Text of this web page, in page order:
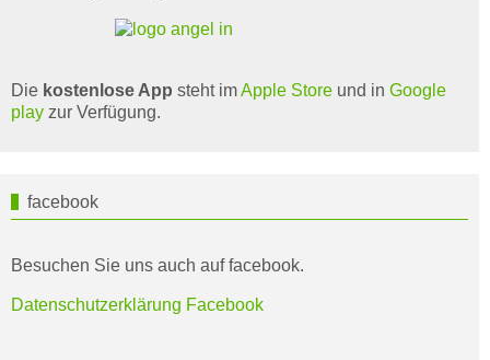
Die kostenlose App steht imApple Store und in Google
play zur Verfügung.
facebook
Besuchen Sie uns auch auf facebook.
Datenschutzerklärung Facebook